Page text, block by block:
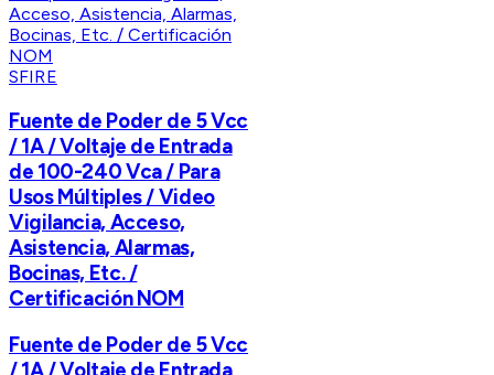
SFIRE
Fuente de Poder de 5 Vcc
/ 1A / Voltaje de Entrada
de 100-240 Vca / Para
Usos Múltiples / Video
Vigilancia, Acceso,
Asistencia, Alarmas,
Bocinas, Etc. /
Certificación NOM
Fuente de Poder de 5 Vcc
/ 1A / Voltaje de Entrada